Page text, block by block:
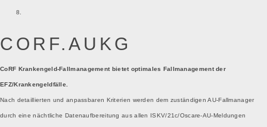
CORF.AUKG
CoRF Krankengeld-Fallmanagement bietet optimales Fallmanagement der
EFZ/Krankengeldfälle.
Nach detaillierten und anpassbaren Kriterien werden dem zuständigen AU-Fallmanager
durch eine nächtliche Datenaufbereitung aus allen ISKV/21c/Oscare-AU-Meldungen